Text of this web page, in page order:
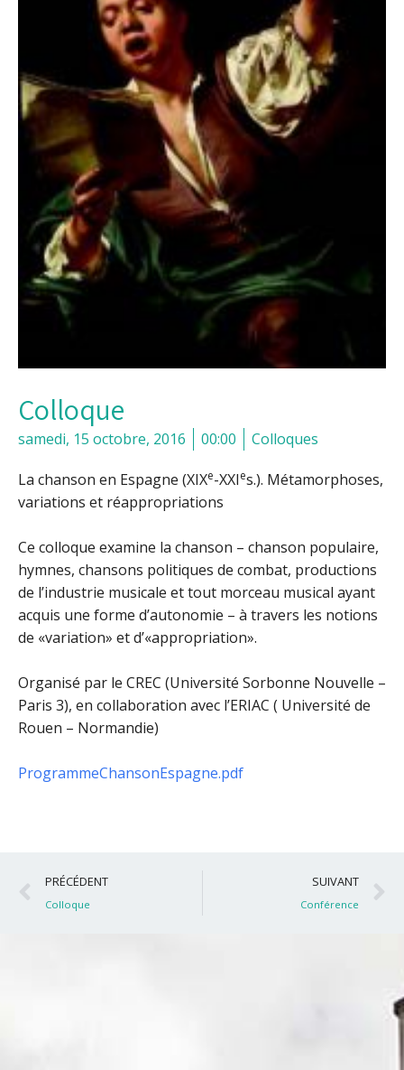
Colloque
samedi, 15 octobre, 2016 00:00 Colloques
La chanson en Espagne (XIXe-XXIes.). Métamorphoses,
variations et réappropriations
Ce colloque examine la chanson – chanson populaire,
hymnes, chansons politiques de combat, productions
de l’industrie musicale et tout morceau musical ayant
acquis une forme d’autonomie – à travers les notions
de «variation» et d’«appropriation».
Organisé par le CREC (Université Sorbonne Nouvelle –
Paris 3), en collaboration avec l’ERIAC ( Université de
Rouen – Normandie)
ProgrammeChansonEspagne.pdf
Précédent
PRÉCÉDENT
Colloque
SUIVANT
Conférence